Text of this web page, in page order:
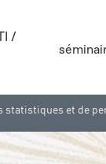
statistiques et de
/